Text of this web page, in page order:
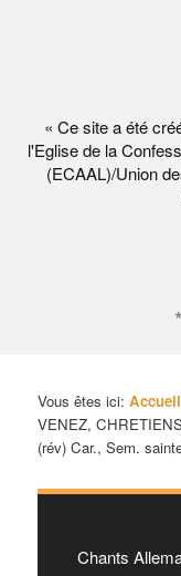
« Ce site a été
l'Eglise de la
(ECAAL)/Union
Vous êtes ici:Accueil
VENEZ,
(rév) Car., Sem.
Chants